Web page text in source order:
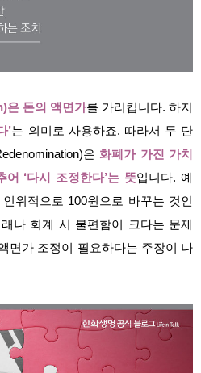
은 돈의 액면가를 가리킵니다. 하지
’는 의미로 사용하죠. 따라서 두 단
은화폐가 가진 가치
‘다시 조정한다’는 뜻입니다.예
위적으로 100원으로 바꾸는 것인
나 회계 시 불편함이 크다는 문제
면가 조정이 필요하다는 주장이 나